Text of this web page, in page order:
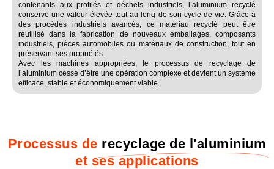
contenants aux profilés et déchets industriels, l’aluminium recyclé
conserve une valeur élevée tout au long de son cycle de vie. Grâce à
des procédés industriels avancés, ce matériau recyclé peut être
réutilisé dans la fabrication de nouveaux emballages, composants
industriels, pièces automobiles ou matériaux de construction, tout en
préservant ses propriétés.
Avec les machines appropriées, le processus de recyclage de
l’aluminium cesse d’être une opération complexe et devient un système
efficace, stable et économiquement viable.
Processus de recyclage de l'aluminium
et ses applications